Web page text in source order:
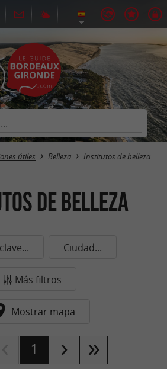
útiles Belleza Institutos de belleza
de belleza
Ciudad...
Más filtros
Mostrar mapa
1